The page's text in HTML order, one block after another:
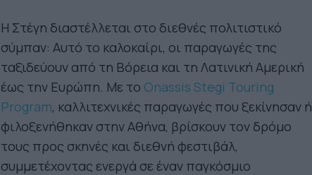
Η Στέγη διαστέλλεται στο διεθνές πολιτιστικό
σύμπαν: Αυτό το καλοκαίρι, οι παραγωγές της
ταξιδεύουν από τη Βόρεια και τη Λατινική Αμερική
έως την Ευρώπη. Με το Onassis Stegi Touring
Program, καλλιτεχνικές παραγωγές που ξεκίνησαν ή
φιλοξενήθηκαν στην Αθήνα, βρίσκουν τον δρόμο
τους προς σκηνές και διεθνή φεστιβάλ,
συμμετέχοντας ενεργά σε έναν παγκόσμιο